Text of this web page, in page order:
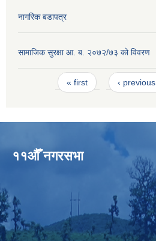
नागरिक बडापत्र
सामाजिक सुरक्षा आ. ब. २०७२/७३ को विवरण
Pages« first ‹ previous
११औँ नगरसभा